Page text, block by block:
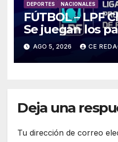
DEPORTES NACIONALES
FÚTBOL – LPF
Se juegan los
pendientes
Boca/
Tigre/Belgrano
AGO 5, 2026 CE
Deja una
Tu dirección de correo